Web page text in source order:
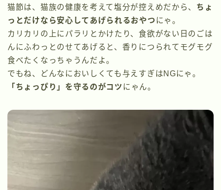
猫節は、猫族の健康を考えて塩分が控えめだから、 ちょ
っとだけなら安心してあげられるおやつ にゃ。
カリカリの上にパラリとかけたり、食欲がない日のごは
んにふわっとのせてあげると、香りにつられてモグモグ
食べたくなっちゃうんだよ。
でもね、どんなにおいしくても与えすぎはNGにゃ。
「ちょっぴり」を守るのがコツ にゃん。